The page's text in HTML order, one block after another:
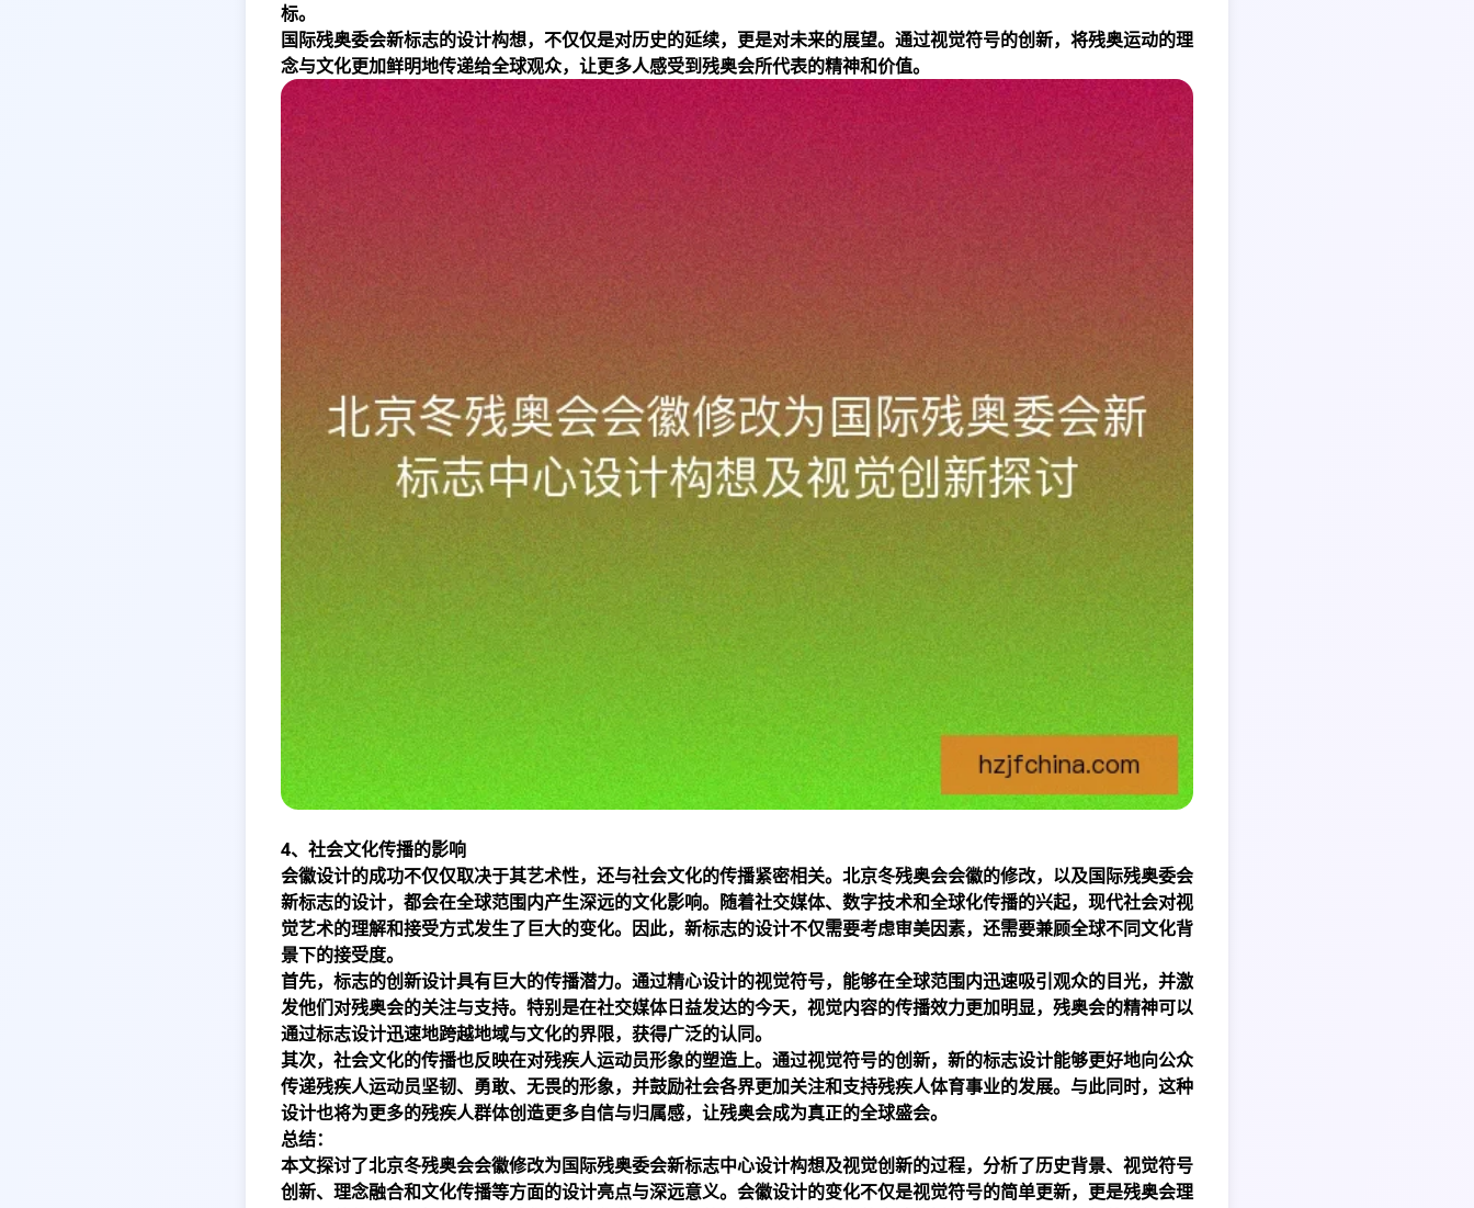
标。
国际残奥委会新标志的设计构想，不仅仅是对历史的延续，更是对未来的展望。通过视觉符号的创新，将残奥运动的理
念与文化更加鲜明地传递给全球观众，让更多人感受到残奥会所代表的精神和价值。
4、社会文化传播的影响
会徽设计的成功不仅仅取决于其艺术性，还与社会文化的传播紧密相关。北京冬残奥会会徽的修改，以及国际残奥委会
新标志的设计，都会在全球范围内产生深远的文化影响。随着社交媒体、数字技术和全球化传播的兴起，现代社会对视
觉艺术的理解和接受方式发生了巨大的变化。因此，新标志的设计不仅需要考虑审美因素，还需要兼顾全球不同文化背
景下的接受度。
首先，标志的创新设计具有巨大的传播潜力。通过精心设计的视觉符号，能够在全球范围内迅速吸引观众的目光，并激
发他们对残奥会的关注与支持。特别是在社交媒体日益发达的今天，视觉内容的传播效力更加明显，残奥会的精神可以
通过标志设计迅速地跨越地域与文化的界限，获得广泛的认同。
其次，社会文化的传播也反映在对残疾人运动员形象的塑造上。通过视觉符号的创新，新的标志设计能够更好地向公众
传递残疾人运动员坚韧、勇敢、无畏的形象，并鼓励社会各界更加关注和支持残疾人体育事业的发展。与此同时，这种
设计也将为更多的残疾人群体创造更多自信与归属感，让残奥会成为真正的全球盛会。
总结：
本文探讨了北京冬残奥会会徽修改为国际残奥委会新标志中心设计构想及视觉创新的过程，分析了历史背景、视觉符号
创新、理念融合和文化传播等方面的设计亮点与深远意义。会徽设计的变化不仅是视觉符号的简单更新，更是残奥会理